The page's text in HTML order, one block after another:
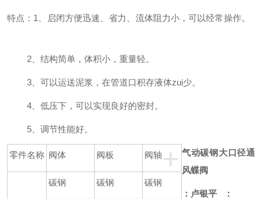
特点：1、启闭方便迅速、省力、流体阻力小，可以经常操作。
2、结构简单，体积小，重量轻。
3、可以运送泥浆，在管道口积存液体zui少。
4、低压下，可以实现良好的密封。
5、调节性能好。
+
零件名称 阀体 阀板 阀轴
碳钢 碳钢 碳钢
气动碳钢大口径通
风蝶阀
：卢银平 ：